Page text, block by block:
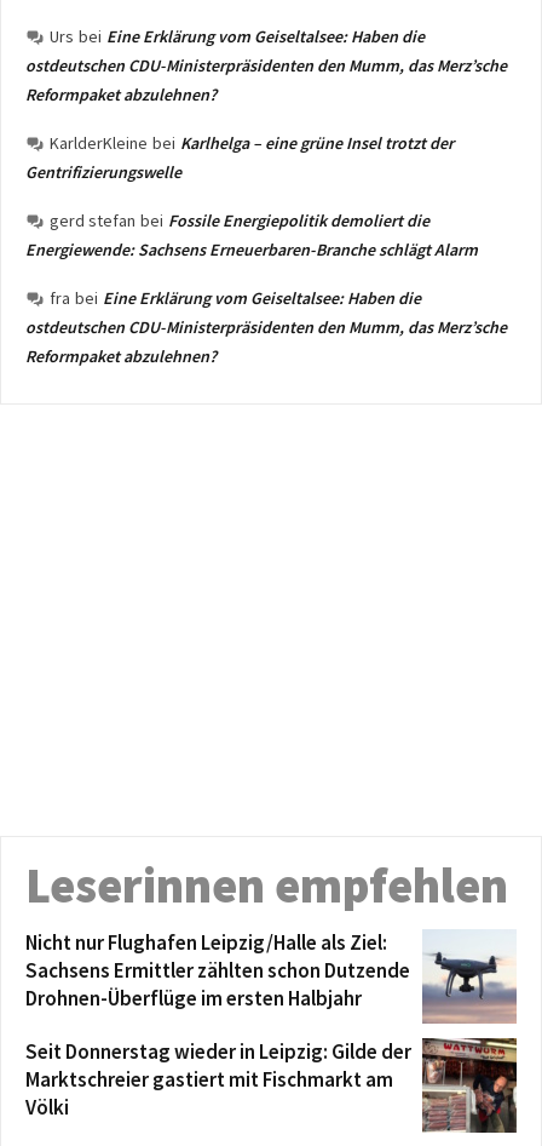
Urs bei Eine Erklärung vom Geiseltalsee: Haben die
ostdeutschen CDU-Ministerpräsidenten den Mumm, das Merz’sche
Reformpaket abzulehnen?
KarlderKleine bei Karlhelga – eine grüne Insel trotzt der
Gentrifizierungswelle
gerd stefan bei Fossile Energiepolitik demoliert die
Energiewende: Sachsens Erneuerbaren-Branche schlägt Alarm
fra bei Eine Erklärung vom Geiseltalsee: Haben die
ostdeutschen CDU-Ministerpräsidenten den Mumm, das Merz’sche
Reformpaket abzulehnen?
Leserinnen empfehlen
Nicht nur Flughafen Leipzig/Halle als Ziel:
Sachsens Ermittler zählten schon Dutzende
Drohnen-Überflüge im ersten Halbjahr
Seit Donnerstag wieder in Leipzig: Gilde der
Marktschreier gastiert mit Fischmarkt am
Völki